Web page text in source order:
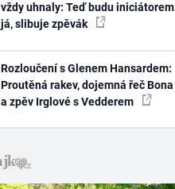
vždy uhnaly: Teď budu iniciátorem
já, slibuje zpěvák
Rozloučení s Glenem Hansardem:
Proutěná rakev, dojemná řeč Bona
a zpěv Irglové s Vedderem